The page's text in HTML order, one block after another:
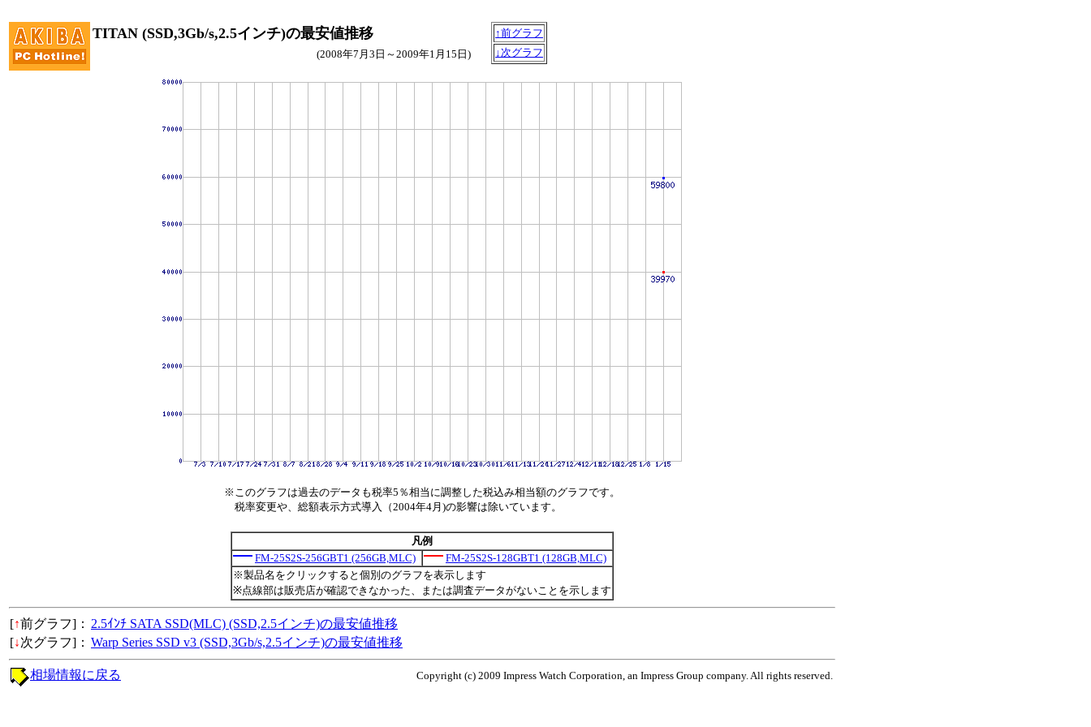
TITAN (SSD,3Gb/s,2.5インチ)の最安値推移
↑前グラフ
↓次グラフ
(2008年7月3日～2009年1月15日)
※このグラフは過去のデータも税率5％相当に調整した税込み相当額のグラフです。
税率変更や、総額表示方式導入（2004年4月)の影響は除いています。
凡例
FM-25S2S-256GBT1 (256GB,MLC)
FM-25S2S-128GBT1 (128GB,MLC)
※製品名をクリックすると個別のグラフを表示します
※点線部は販売店が確認できなかった、または調査データがないことを示します
[↑前グラフ]： 2.5ｲﾝﾁ SATA SSD(MLC) (SSD,2.5インチ)の最安値推移
[↓次グラフ]： Warp Series SSD v3 (SSD,3Gb/s,2.5インチ)の最安値推移
Copyright (c) 2009 Impress Watch Corporation, an Impress Group company. All rights reserved.
相場情報に戻る